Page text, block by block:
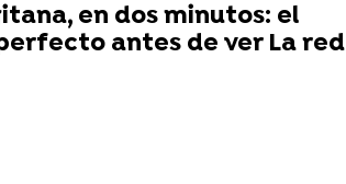
en dos minutos: el
antes de ver La red